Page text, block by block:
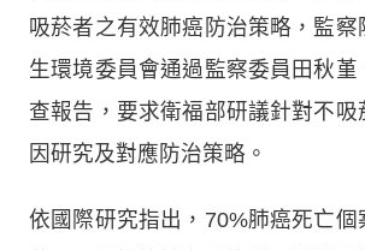
吸菸者之有效肺癌防治策略，監察
生環境委員會通過監察委員田秋堇
查報告，要求衛福部研議針對不吸
因研究及對應防治策略。
依國際研究指出，70%肺癌死亡個